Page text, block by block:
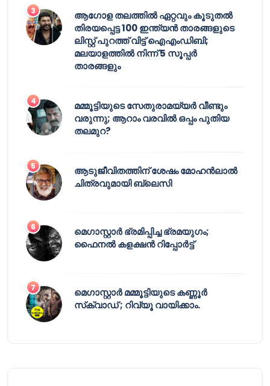
ആഗോള തലത്തിൽ ഏറ്റവും കൂടുതൽ
തിരയപ്പെട്ട 100 ഇന്ത്യൻ താരങ്ങളുടെ
ലിസ്റ്റ് പുറത്ത് വിട്ട് ഐഎംഡിബി;
മലയാളത്തിൽ നിന്ന് 5 സൂപ്പർ
താരങ്ങളും
മമ്മൂട്ടിയുടെ സേതുരാമയ്യർ വീണ്ടും
വരുന്നു; ആറാം വരവിൽ ഒപ്പം പുതിയ
തലമുറ?
ആടുജീവിതത്തിന് ശേഷം മോഹൻലാൽ
ചിത്രവുമായി ബ്ലെസി
മെഗാസ്റ്റാർ ഭ്രമിപ്പിച്ച ഭ്രമയുഗം;
ഫൈനൽ കളക്ഷൻ റിപ്പോർട്ട്
മെഗാസ്റ്റാർ മമ്മൂട്ടിയുടെ കണ്ണൂർ
സ്‌ക്വാഡ് ; റിവ്യൂ വായിക്കാം.